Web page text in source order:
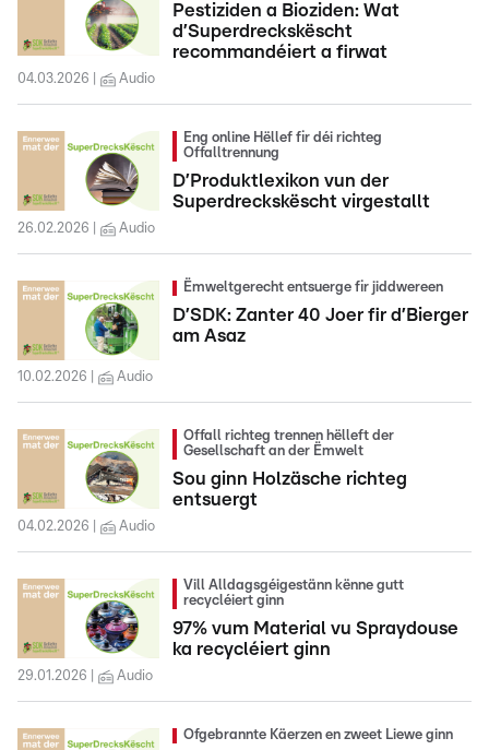
Pestiziden a Bioziden: Wat
d’Superdreckskëscht
recommandéiert a firwat
04.03.2026 Audio
Eng online Hëllef fir déi richteg
Offalltrennung
D’Produktlexikon vun der
Superdreckskëscht virgestallt
26.02.2026 Audio
Ëmweltgerecht entsuerge fir jiddwereen
D’SDK: Zanter 40 Joer fir d’Bierger
am Asaz
10.02.2026 Audio
Offall richteg trennen hëlleft der
Gesellschaft an der Ëmwelt
Sou ginn Holzäsche richteg
entsuergt
04.02.2026 Audio
Vill Alldagsgéigestänn kënne gutt
recycléiert ginn
97% vum Material vu Spraydouse
ka recycléiert ginn
29.01.2026 Audio
Ofgebrannte Käerzen en zweet Liewe ginn